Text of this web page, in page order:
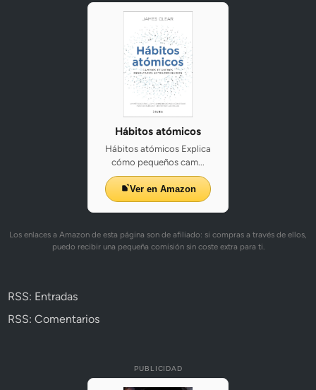
Hábitos atómicos
Hábitos atómicos Explica
cómo pequeños cam...
Ver en Amazon
Los enlaces a Amazon de esta página son de afiliado: si compras a través de ellos,
puedo recibir una pequeña comisión sin coste extra para ti.
RSS: Entradas
RSS: Comentarios
PUBLICIDAD